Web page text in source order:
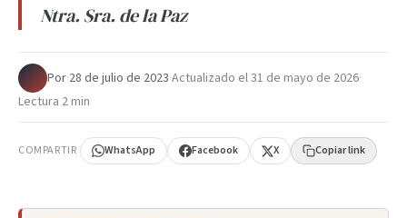
Ntra. Sra. de la Paz
Por·28 de julio de 2023·Actualizado el31 de mayo de 2026·
Lectura 2 min
COMPARTIR WhatsApp Facebook X Copiar link